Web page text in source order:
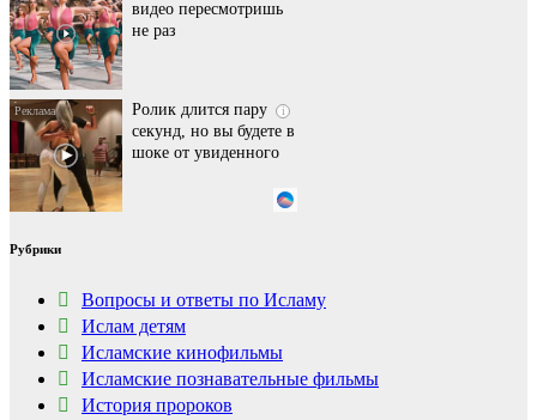
видео пересмотришь
не раз
i
Ролик длится пару
секунд, но вы будете в
шоке от увиденного
i
Королева вагона
отожгла! Видео не
Рубрики
Вопросы и ответы по Исламу
Ислам детям
Исламские кинофильмы
Исламские познавательные фильмы
История пророков